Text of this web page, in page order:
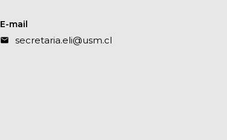
E-mail
secretaria.eli@usm.cl